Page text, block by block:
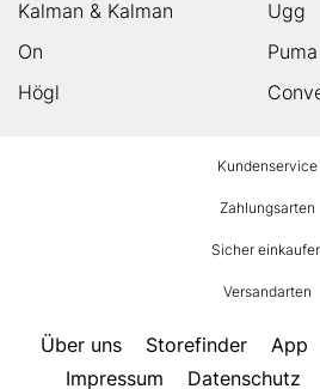
Kalman & Kalman
Ugg
On
Puma
Högl
Kundenservice
Zahlungsarten
Sicher
Versandarten
Über uns Storefinder App
Impressum
Datenschutz